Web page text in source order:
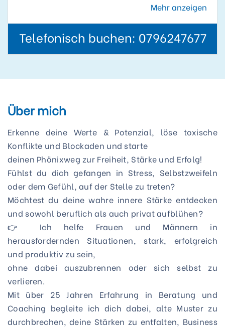
Mehr anzeigen
Telefonisch buchen: 0796247677
Über mich
Erkenne deine Werte & Potenzial, löse toxische
Konflikte und Blockaden und starte
deinen Phönixweg zur Freiheit, Stärke und Erfolg!
Fühlst du dich gefangen in Stress, Selbstzweifeln
oder dem Gefühl, auf der Stelle zu treten?
Möchtest du deine wahre innere Stärke entdecken
und sowohl beruflich als auch privat aufblühen?
👉 Ich helfe Frauen und Männern in
herausfordernden Situationen, stark, erfolgreich
und produktiv zu sein,
ohne dabei auszubrennen oder sich selbst zu
verlieren.
Mit über 25 Jahren Erfahrung in Beratung und
Coaching begleite ich dich dabei, alte Muster zu
durchbrechen, deine Stärken zu entfalten, Business